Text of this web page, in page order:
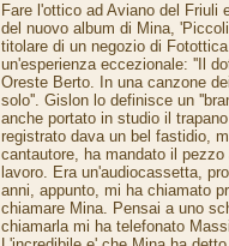
Fare l'ottico ad Aviano del Friuli
del nuovo album di Mina,
titolare di un negozio di
un'esperienza eccezionale: ''Il
Oreste Berto. In una canzone
solo''. Gislon lo definisce un
anche portato in studio il
registrato dava un bel fastidio,
cantautore, ha mandato il
lavoro. Era un'audiocassetta,
anni, appunto, mi ha chiamato
chiamare Mina. Pensai a uno
chiamarla mi ha telefonato